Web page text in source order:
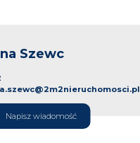
Szewc
Napisz wiadomość